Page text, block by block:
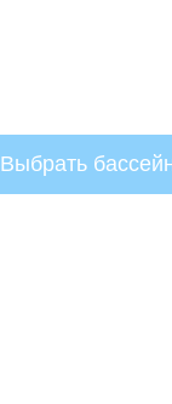
Выбрать